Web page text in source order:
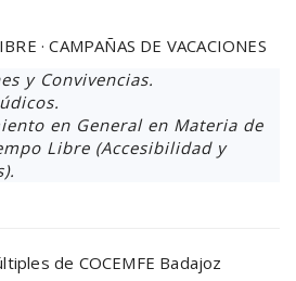
· CAMPAÑAS DE VACACIONES
y Convivencias.
en General en Materia de
Libre (Accesibilidad y
de COCEMFE Badajoz